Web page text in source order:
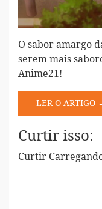
O sabor amargo
serem mais
Anime21!
LER O ARTIGO
Curtir isso:
Curtir